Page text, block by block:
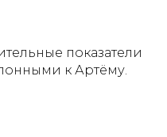
показатели
к Артёму.